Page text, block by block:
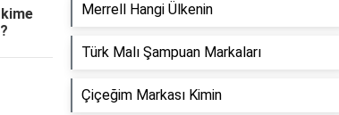
Merrell Hangi Ülkenin
Türk Malı Şampuan Markaları
Çiçeğim Markası Kimin